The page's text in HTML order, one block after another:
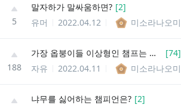
5
말자하가 말싸움하면? [2]
유머
2022.04.12 미소라나오미
188
가장 옵붕이들 이상형인 챔프는 누구야? [74]
자유
2022.04.11 미소라나오미
냐무를 싫어하는 챔피언은? [2]